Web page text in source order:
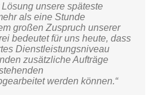
unsere späteste
als eine Stunde
großen Zuspruch unserer
bedeutet für uns heute, dass
Dienstleistungsniveau
zusätzliche Aufträge
werden können.“